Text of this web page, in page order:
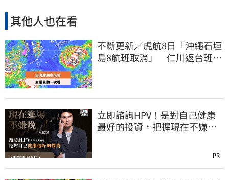
其他人也在看
不斷更新／虎航8日「沖繩石垣
島8航班取消」 仁川返台班機
立即諮詢HPV！是對自己健康
最好的投資，把握現在不嫌
PR